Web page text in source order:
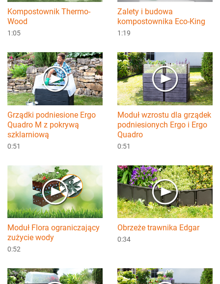
Kompostownik Thermo-
Wood
1:05
Zalety i budowa
kompostownika Eco-King
1:19
Grządki podniesione Ergo
Quadro M z pokrywą
szklarniową
0:51
Moduł wzrostu dla grządek
podniesionych Ergo i Ergo
Quadro
0:51
Moduł Flora ograniczający
zużycie wody
0:52
Obrzeże trawnika Edgar
0:34